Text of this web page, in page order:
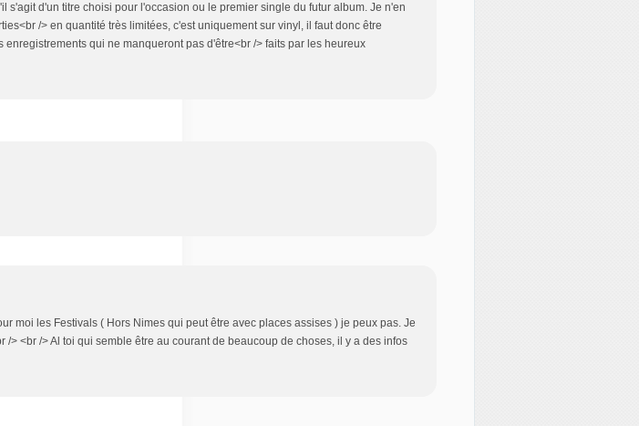
s'agit d'un titre choisi pour l'occasion ou le premier single du futur album. Je n'en
/> en quantité très limitées, c'est uniquement sur vinyl, il faut donc être
qui ne manqueront pas d'être<br /> faits par les heureux
moi les Festivals ( Hors Nimes qui peut être avec places assises ) je peux pas. Je
> <br /> Al toi qui semble être au courant de beaucoup de choses, il y a des infos